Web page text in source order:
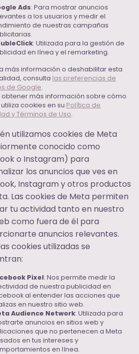
Ads: Para mostrar anuncios
a los usuarios y medir el
de nuestras campañas
: Utilizada para la gestión de
en línea y el remarketing.
más información o deshabilitar esta
consulta las preferencias de
de Google.
obtener más información sobre cómo
cookies en su Política de
y Términos de Uso.
utilizamos cookies de Meta
conocido como
o Instagram) para
los anuncios que ves en
Instagram y otros productos
Las cookies de Meta permiten
tu actividad tanto en nuestro
como fuera de él para
anuncios relevantes.
cookies utilizadas se
Pixel: Nos permite medir la
de nuestra publicidad en
al entender las acciones que
en nuestro sitio web.
Audience Network: Utilizada para
anuncios en sitios web y
que no pertenecen a Meta
en tus intereses y
en línea.